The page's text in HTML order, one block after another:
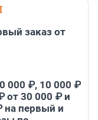
заказ от
000 ₽, 10 000 ₽
от 30 000 ₽ и
на первый и